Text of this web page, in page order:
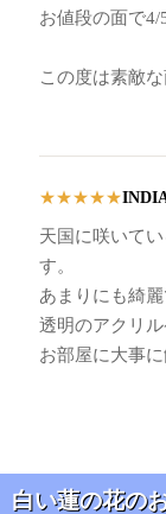
お値段の面で4/
この度は素敵
★★★★★
天国に咲いて
す。
あまりにも綺
透明のアクリ
お部屋に大事に
白い蓮の花の